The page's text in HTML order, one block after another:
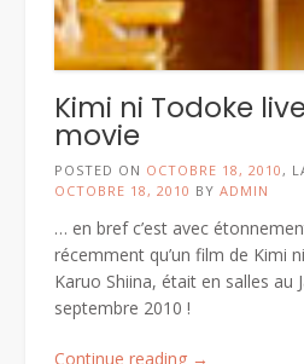
Kimi ni Todoke
movie
POSTED ON OCTOBRE 18, 2010 ,
OCTOBRE 18, 2010 BY ADMIN
… en bref c’est avec
récemment qu’un film de Kimi
Karuo Shiina, était en salles au
septembre 2010 !
Continue reading « Kimi
→